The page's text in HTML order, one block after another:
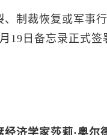
制裁恢复或军事
19日备忘录正式
济学家莎莉·奥尔